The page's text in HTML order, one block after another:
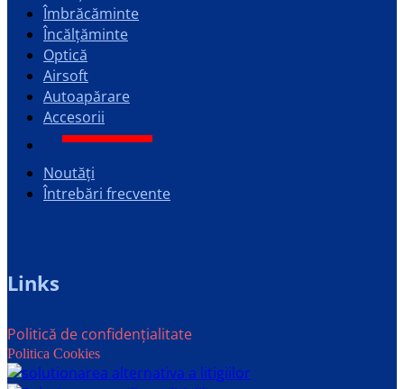
Îmbrăcăminte
Încălțăminte
Optică
Airsoft
Autoapărare
Accesorii
Noutăți
Întrebări frecvente
Links
Politică de confidențialitate
Politica Cookies